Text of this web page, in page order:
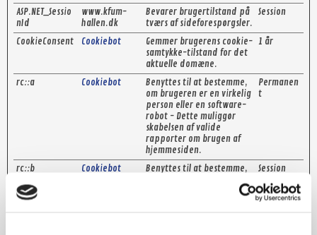
ASP.NET_Sessio
nId
www.kfum-
hallen.dk
Bevarer brugertilstand på
tværs af sideforespørgsler.
Session
CookieConsent Cookiebot
Gemmer brugerens cookie-
samtykke-tilstand for det
aktuelle domæne.
1 år
rc::a Cookiebot
Benyttes til at bestemme,
om brugeren er en virkelig
person eller en software-
robot - Dette muliggør
skabelsen af valide
rapporter om brugen af
hjemmesiden.
Permanen
t
rc::b Cookiebot
Benyttes til at bestemme,
Session